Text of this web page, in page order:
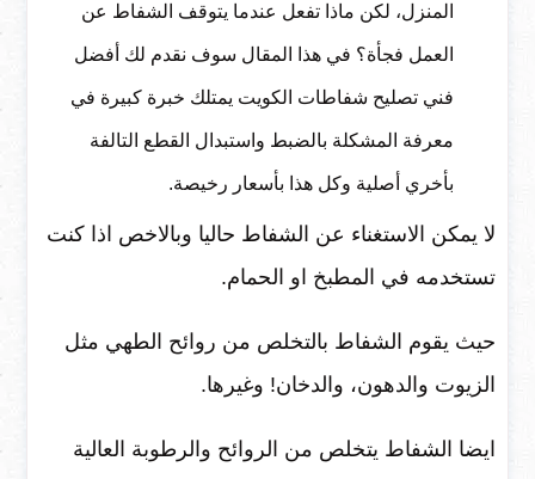
المنزل، لكن ماذا تفعل عندما يتوقف الشفاط عن
العمل فجأة؟ في هذا المقال سوف نقدم لك أفضل
فني تصليح شفاطات الكويت يمتلك خبرة كبيرة في
معرفة المشكلة بالضبط واستبدال القطع التالفة
بأخري أصلية وكل هذا بأسعار رخيصة.
لا يمكن الاستغناء عن الشفاط حاليا وبالاخص اذا كنت
تستخدمه في المطبخ او الحمام.
حيث يقوم الشفاط بالتخلص من روائح الطهي مثل
الزيوت والدهون، والدخان! وغيرها.
ايضا الشفاط يتخلص من الروائح والرطوبة العالية